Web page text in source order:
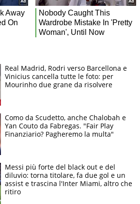
Real Madrid, Rodri verso Barcellona e
Vinicius cancella tutte le foto: per
Mourinho due grane da risolvere
Como da Scudetto, anche Chalobah e
Yan Couto da Fabregas. "Fair Play
Finanziario? Pagheremo la multa"
Messi più forte del black out e del
diluvio: torna titolare, fa due gol e un
assist e trascina l'Inter Miami, altro che
ritiro